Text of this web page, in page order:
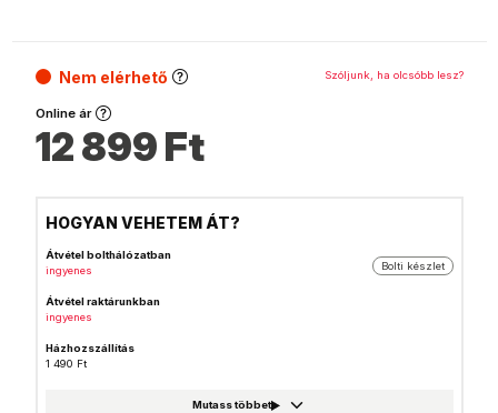
Nem elérhető Szóljunk, ha olcsóbb lesz?
Online ár
12 899Ft
HOGYAN VEHETEM ÁT?
Átvétel bolthálózatban
ingyenes
Bolti készlet
Átvétel raktárunkban
ingyenes
Házhozszállítás
1 490 Ft